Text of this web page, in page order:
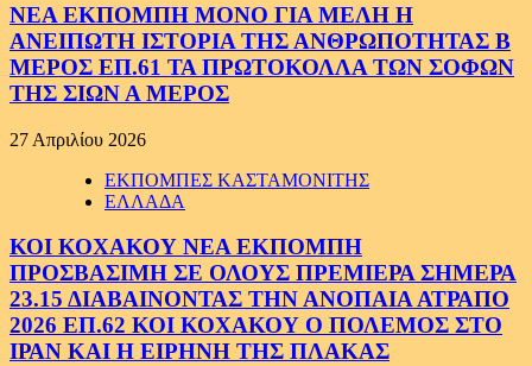
ΝΕΑ ΕΚΠΟΜΠΗ ΜΟΝΟ ΓΙΑ ΜΕΛΗ Η
ΑΝΕΙΠΩΤΗ ΙΣΤΟΡΙΑ ΤΗΣ ΑΝΘΡΩΠΟΤΗΤΑΣ Β
ΜΕΡΟΣ ΕΠ.61 ΤΑ ΠΡΩΤΟΚΟΛΛΑ ΤΩΝ ΣΟΦΩΝ
ΤΗΣ ΣΙΩΝ Α ΜΕΡΟΣ
27 Απριλίου 2026
ΕΚΠΟΜΠΕΣ ΚΑΣΤΑΜΟΝΙΤΗΣ
ΕΛΛΑΔΑ
ΚΟΙ ΚΟΧΑΚΟΥ ΝΕΑ ΕΚΠΟΜΠΗ
ΠΡΟΣΒΑΣΙΜΗ ΣΕ ΟΛΟΥΣ ΠΡΕΜΙΕΡΑ ΣΗΜΕΡΑ
23.15 ΔΙΑΒΑΙΝΟΝΤΑΣ ΤΗΝ ΑΝΟΠΑΙΑ ΑΤΡΑΠΟ
2026 ΕΠ.62 ΚΟΙ ΚΟΧΑΚΟΥ Ο ΠΟΛΕΜΟΣ ΣΤΟ
ΙΡΑΝ ΚΑΙ Η ΕΙΡΗΝΗ ΤΗΣ ΠΛΑΚΑΣ